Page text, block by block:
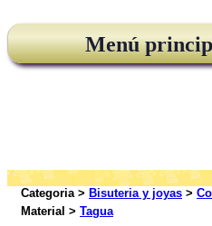
Menú
Categoria > Bisuteria y joyas >
Material > Tagua